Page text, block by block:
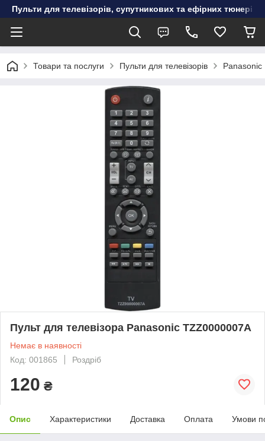
Пульти для телевізорів, супутникових та ефірних тюнерів,
Товари та послуги Пульти для телевізорів Panasonic
Пульт для телевізора Panasonic TZZ0000007A
Немає в наявності
Код: 001865
Роздріб
120 ₴
Опис Характеристики Доставка Оплата Умови